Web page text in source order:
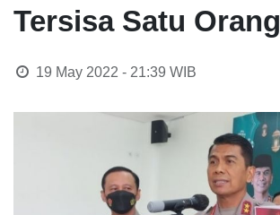
Tersisa Satu Orang
19 May 2022 - 21:39 WIB